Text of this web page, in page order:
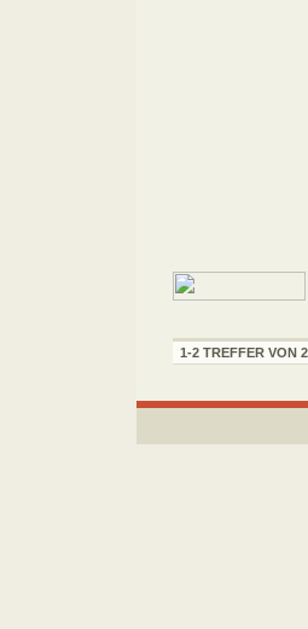
1-2 TREFFER VON 2